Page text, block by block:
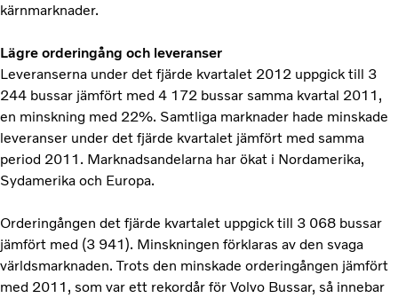
kärnmarknader.
Lägre orderingång och leveranser
Leveranserna under det fjärde kvartalet 2012 uppgick till 3
244 bussar jämfört med 4 172 bussar samma kvartal 2011,
en minskning med 22%. Samtliga marknader hade minskade
leveranser under det fjärde kvartalet jämfört med samma
period 2011. Marknadsandelarna har ökat i Nordamerika,
Sydamerika och Europa.
Orderingången det fjärde kvartalet uppgick till 3 068 bussar
jämfört med (3 941). Minskningen förklaras av den svaga
världsmarknaden. Trots den minskade orderingången jämfört
med 2011, som var ett rekordår för Volvo Bussar, så innebar